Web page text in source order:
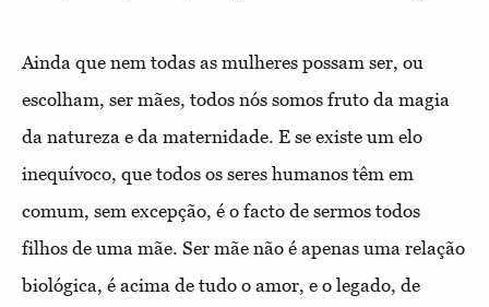
Ainda que nem todas as mulheres possam ser, ou
escolham, ser mães, todos nós somos fruto da magia
da natureza e da maternidade. E se existe um elo
inequívoco, que todos os seres humanos têm em
comum, sem excepção, é o facto de sermos todos
filhos de uma mãe. Ser mãe não é apenas uma relação
biológica, é acima de tudo o amor, e o legado, de